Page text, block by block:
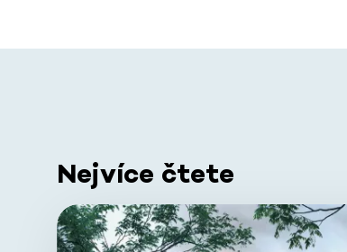
Nejvíce čtete